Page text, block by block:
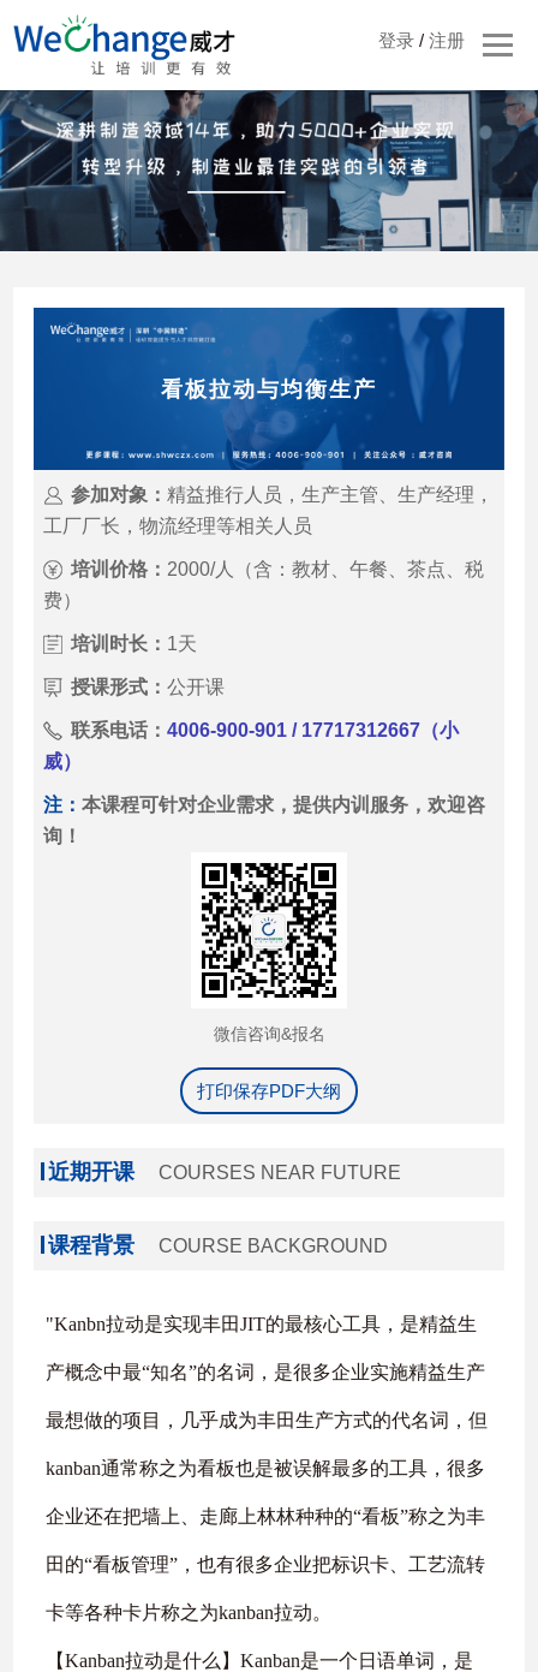
登录/ 注册
看板拉动与均衡生产
参加对象：精益推行人员，生产主管、生产经理，
工厂厂长，物流经理等相关人员
培训价格： 2000/人（含：教材、午餐、茶点、税
费）
培训时长： 1天
授课形式：公开课
联系电话：4006-900-901 / 17717312667（小
威）
注：本课程可针对企业需求，提供内训服务，欢迎咨
询！
微信咨询&报名
打印保存PDF大纲
近期开课 COURSES NEAR FUTURE
课程背景 COURSE BACKGROUND
"Kanbn拉动是实现丰田JIT的最核心工具，是精益生
产概念中最“知名”的名词，是很多企业实施精益生产
最想做的项目，几乎成为丰田生产方式的代名词，但
kanban通常称之为看板也是被误解最多的工具，很多
企业还在把墙上、走廊上林林种种的“看板”称之为丰
田的“看板管理”，也有很多企业把标识卡、工艺流转
卡等各种卡片称之为kanban拉动。
【Kanban拉动是什么】Kanban是一个日语单词，是